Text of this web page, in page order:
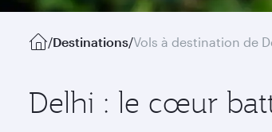
/Destinations/Vols à destination de
Delhi : le cœur